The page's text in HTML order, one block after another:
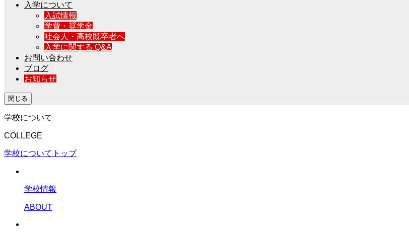
入学について
入試情報
学費・奨学金
社会人・高校既卒者へ
入学に関する Q&A
お問い合わせ
ブログ
お知らせ
閉じる
学校について
COLLEGE
学校についてトップ
学校情報
ABOUT